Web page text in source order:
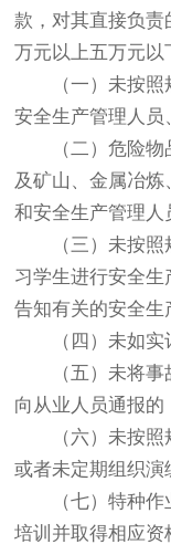
款，对其直接负
万元以上五万元以
（一）未按照
安全生产管理人员
（二）危险物
及矿山、金属冶炼
和安全生产管理人
（三）未按照
习学生进行安全
告知有关的安全生
（四）未如实记
（五）未将事
向从业人员通报的
（六）未按照
或者未定期组织演
（七）特种作
培训并取得相应资